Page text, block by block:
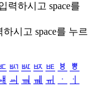
력하시고 space를
하시고 space를 누르
ㅴ ㅵ ㅶ ㅷ ㅸ
ㅹ
ㆉ ㆊ ㆋ ㆌ ㆍ
ㆎ